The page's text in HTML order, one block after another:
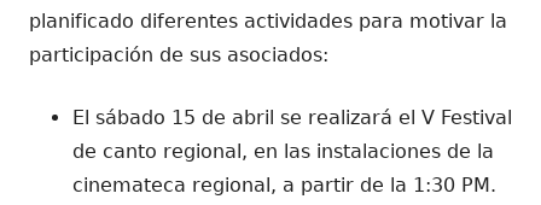
planificado diferentes actividades para motivar la
participación de sus asociados:
El sábado 15 de abril se realizará el V Festival
de canto regional, en las instalaciones de la
cinemateca regional, a partir de la 1:30 PM.